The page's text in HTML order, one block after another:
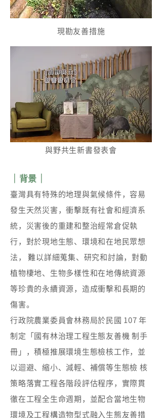
現勘友善措施
與野共生新書發表會
｜背景｜
臺灣具有特殊的地理與氣候條件，容易
發生天然災害，衝擊既有社會和經濟系
統，災害後的重建和整治經常倉促執
行，對於現地生態、環境和在地民眾想
法， 難以詳細蒐集、研究和討論，對動
植物棲地、生物多樣性和在地傳統資源
等珍貴的永續資源，造成衝擊和長期的
傷害。
行政院農業委員會林務局於民國 107 年
制定「國有林治理工程生態友善機 制手
冊」，積極推展環境生態檢核工作，並
以迴避、縮小、減輕、補償等生態檢 核
策略落實工程各階段評估程序，實際貫
徹在工程全生命週期，並配合當地生物
環境及工程構造物型式融入生態友善措